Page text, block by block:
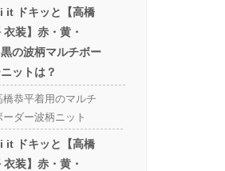
it ドキッと【高橋
衣装】赤・黄・
の波柄マルチボー
ットは？
橋恭平着用のマルチ
ーダー波柄ニット
it ドキッと【高橋
衣装】赤・黄・